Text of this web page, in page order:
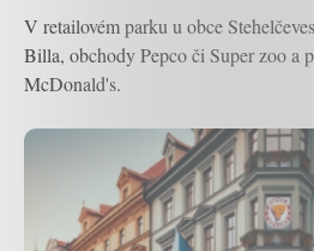
V retailovém parku u obce
Billa, obchody Pepco či Super zoo a
McDonald's.